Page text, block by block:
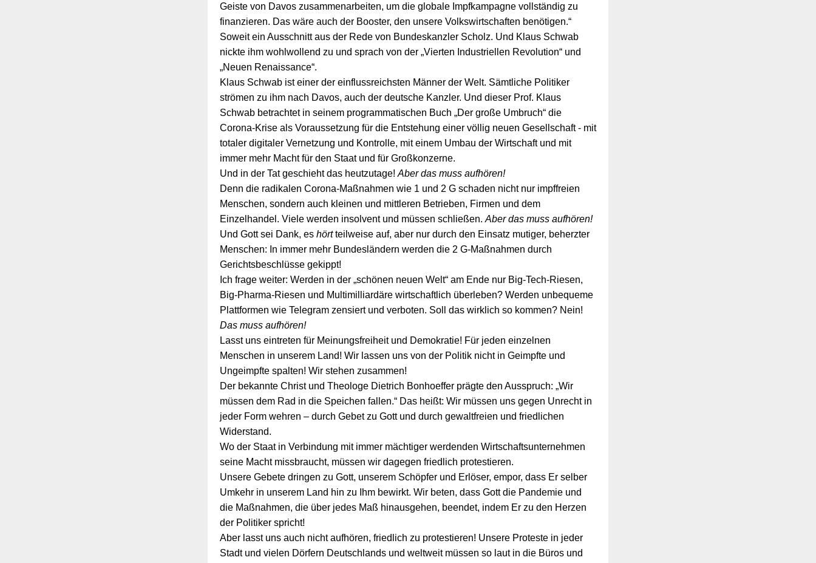
Geiste von Davos zusammenarbeiten, um die globale Impfkampagne vollständig zu
finanzieren. Das wäre auch der Booster, den unsere Volkswirtschaften benötigen.“
Soweit ein Ausschnitt aus der Rede von Bundeskanzler Scholz. Und Klaus Schwab
nickte ihm wohlwollend zu und sprach von der „Vierten Industriellen Revolution“ und
„Neuen Renaissance“.
Klaus Schwab ist einer der einflussreichsten Männer der Welt. Sämtliche Politiker
strömen zu ihm nach Davos, auch der deutsche Kanzler. Und dieser Prof. Klaus
Schwab betrachtet in seinem programmatischen Buch „Der große Umbruch“ die
Corona-Krise als Voraussetzung für die Entstehung einer völlig neuen Gesellschaft - mit
totaler digitaler Vernetzung und Kontrolle, mit einem Umbau der Wirtschaft und mit
immer mehr Macht für den Staat und für Großkonzerne.
Und in der Tat geschieht das heutzutage! Aber das muss aufhören!
Denn die radikalen Corona-Maßnahmen wie 1 und 2 G schaden nicht nur impffreien
Menschen, sondern auch kleinen und mittleren Betrieben, Firmen und dem
Einzelhandel. Viele werden insolvent und müssen schließen. Aber das muss aufhören!
Und Gott sei Dank, es hörtteilweise auf, aber nur durch den Einsatz mutiger, beherzter
Menschen: In immer mehr Bundesländern werden die 2 G-Maßnahmen durch
Gerichtsbeschlüsse gekippt!
Ich frage weiter: Werden in der „schönen neuen Welt“ am Ende nur Big-Tech-Riesen,
Big-Pharma-Riesen und Multimilliardäre wirtschaftlich überleben? Werden unbequeme
Plattformen wie Telegram zensiert und verboten. Soll das wirklich so kommen? Nein!
Das muss aufhören!
Lasst uns eintreten für Meinungsfreiheit und Demokratie! Für jeden einzelnen
Menschen in unserem Land! Wir lassen uns von der Politik nicht in Geimpfte und
Ungeimpfte spalten! Wir stehen zusammen!
Der bekannte Christ und Theologe Dietrich Bonhoeffer prägte den Ausspruch: „Wir
müssen dem Rad in die Speichen fallen.“ Das heißt: Wir müssen uns gegen Unrecht in
jeder Form wehren – durch Gebet zu Gott und durch gewaltfreien und friedlichen
Widerstand.
Wo der Staat in Verbindung mit immer mächtiger werdenden Wirtschaftsunternehmen
seine Macht missbraucht, müssen wir dagegen friedlich protestieren.
Unsere Gebete dringen zu Gott, unserem Schöpfer und Erlöser, empor, dass Er selber
Umkehr in unserem Land hin zu Ihm bewirkt. Wir beten, dass Gott die Pandemie und
die Maßnahmen, die über jedes Maß hinausgehen, beendet, indem Er zu den Herzen
der Politiker spricht!
Aber lasst uns auch nicht aufhören, friedlich zu protestieren! Unsere Proteste in jeder
Stadt und vielen Dörfern Deutschlands und weltweit müssen so laut in die Büros und